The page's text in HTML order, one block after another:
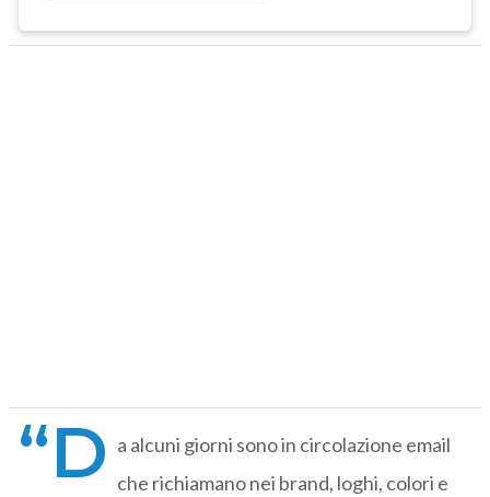
“D a alcuni giorni sono in circolazione email
che richiamano nei brand, loghi, colori e